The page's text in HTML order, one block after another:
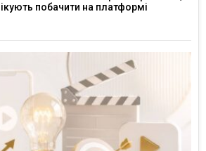
побачити на платформі